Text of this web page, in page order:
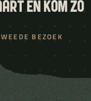
EN KOM ZO
BEZOEK